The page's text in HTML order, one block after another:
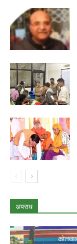
अपराध